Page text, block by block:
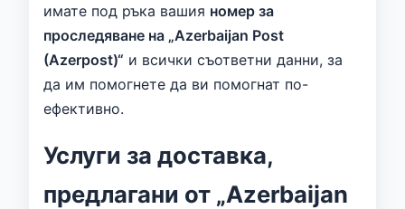
имате под ръка вашия номер за
проследяване на „Azerbaijan Post
(Azerpost)“ и всички съответни данни, за
да им помогнете да ви помогнат по-
ефективно.
Услуги за доставка,
предлагани от „Azerbaijan